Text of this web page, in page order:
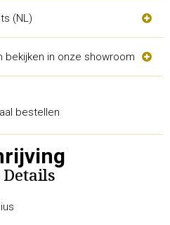
(NL)
bekijken in onze showroom
bestellen